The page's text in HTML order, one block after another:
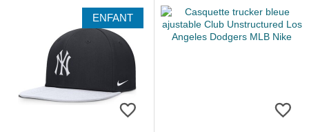
ENFANT